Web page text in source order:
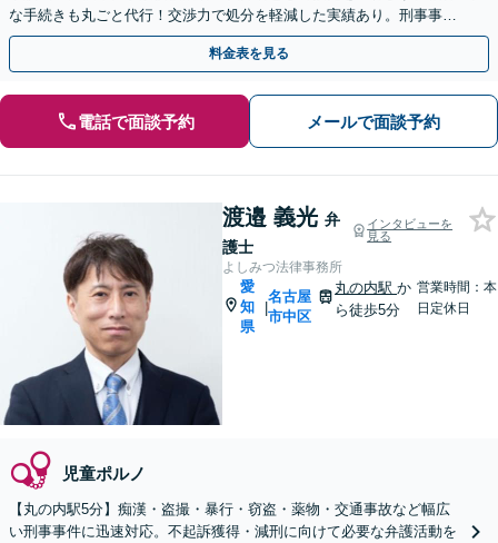
な手続きも丸ごと代行！交渉力で処分を軽減した実績あり。刑事事件
はスピード命！1日も早くご連絡を【土日祝も対応】
料金表を見る
電話で面談予約 メールで面談予約
渡邉 義光 弁
護士
インタビューを
見る
よしみつ法律事務所
愛
知
県
|
名古屋
市中区
丸の内駅か
ら徒歩5分
営業時間：本
日定休日
児童ポルノ
【丸の内駅5分】痴漢・盗撮・暴行・窃盗・薬物・交通事故など幅広
い刑事事件に迅速対応。不起訴獲得・減刑に向けて必要な弁護活動を